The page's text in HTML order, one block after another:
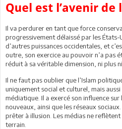
Quel est l’avenir de
Il va perdurer en tant que force
progressivement délaissé par les États-
d’autres puissances occidentales, et
outre, son exercice au pouvoir n’a pas
réduit à sa véritable dimension, ni plus
Il ne faut pas oublier que l’Islam
uniquement social et culturel, mais
médiatique. Il a exercé son influence
nouveaux, ainsi que les réseaux
prêter à illusion. Les médias ne
terrain.